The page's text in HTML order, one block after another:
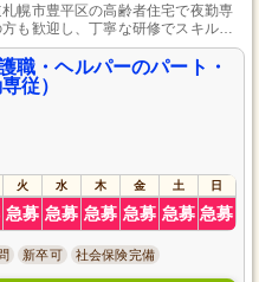
幌市豊平区の高齢者住宅で夜勤専
も歓迎し、丁寧な研修でスキルア
、やさしさと思いやりを持って高
るお仕事です。ご自身のペースで
？
職・ヘルパーのパート・
従）
火 水 木 金 土 日
急募 急募 急募 急募 急募 急募
新卒可 社会保険完備